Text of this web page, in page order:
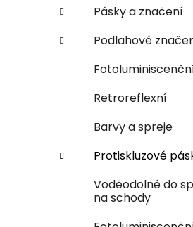
Pásky a značení
Podlahové
Retroreflexní
Barvy a spreje
Protiskluzové
Voděodolné do
na schody